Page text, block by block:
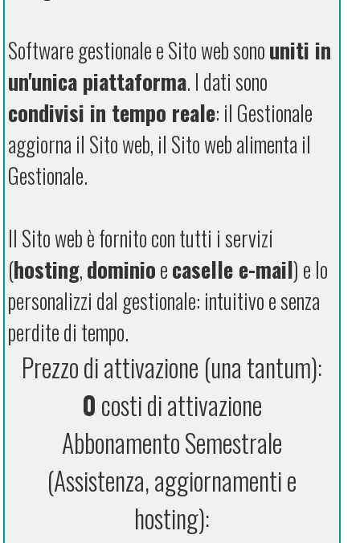
Software gestionale e Sito web sonouniti in
un'unica piattaforma. I dati sono
condivisi in tempo reale: il Gestionale
aggiorna il Sito web, il Sito web alimenta il
Gestionale.
Il Sito web è fornito con tutti i servizi
(hosting,dominioecaselle e-mail) e lo
personalizzi dal gestionale: intuitivo e senza
perdite di tempo.
Prezzo di attivazione (una tantum):
0costi di attivazione
Abbonamento Semestrale
(Assistenza, aggiornamenti e
hosting):